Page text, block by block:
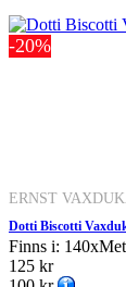
-20%
ERNST
Dotti Biscotti
Finns i:
125 kr